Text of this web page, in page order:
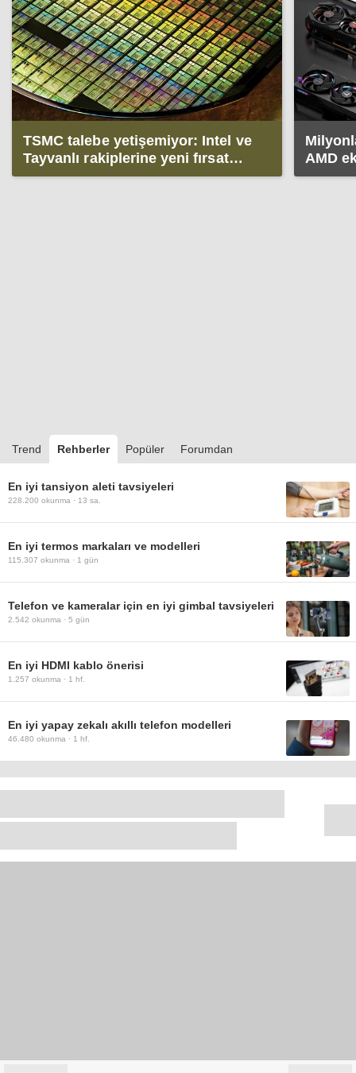
TSMC talebe yetişemiyor: Intel ve
Tayvanlı rakiplerine yeni fırsat
doğdu
AMD
geliyor
Trend Rehberler Popüler Forumdan
En iyi tansiyon aleti tavsiyeleri
228.200 okunma · 13 sa.
En iyi termos markaları ve modelleri
115.307 okunma · 1 gün
Telefon ve kameralar için en iyi gimbal tavsiyeleri
2.542 okunma · 5 gün
En iyi HDMI kablo önerisi
1.257 okunma · 1 hf.
En iyi yapay zekalı akıllı telefon modelleri
46.480 okunma · 1 hf.